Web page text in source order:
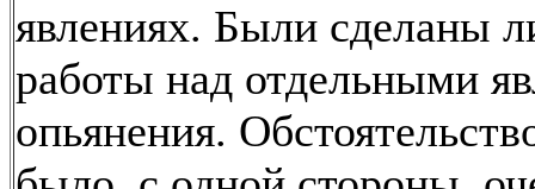
явлениях. Были сделаны
работы над отдельными
опьянения.